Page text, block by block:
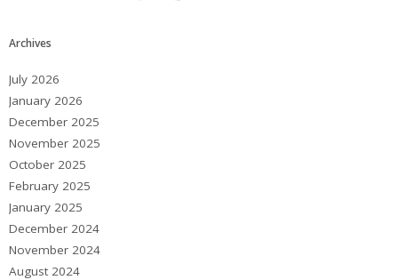
Archives
July 2026
January 2026
December 2025
November 2025
October 2025
February 2025
January 2025
December 2024
November 2024
August 2024